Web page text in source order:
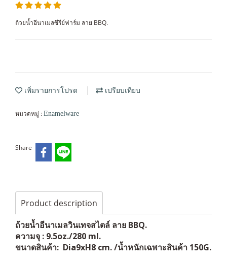
ถ้วยน้ำอีนาเมลซีรีย์ฟาร์ม ลาย BBQ.
เพิ่มรายการโปรด เปรียบเทียบ
หมวดหมู่ : Enamelware
Share
Product description
ถ้วยน้ำอีนาเมลวินเทจสไตล์ ลาย BBQ.
ความจุ : 9.5oz./280 ml.
ขนาดสินค้า: Dia9xH8 cm. /น้ำหนักเฉพาะสินค้า 150G.